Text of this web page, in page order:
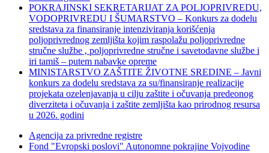
POKRAJINSKI SEKRETARIJAT ZA POLJOPRIVREDU,
VODOPRIVREDU I ŠUMARSTVO – Konkurs za dodelu
sredstava za finansiranje intenziviranja korišćenja
poljoprivrednog zemljišta kojim raspolažu poljoprivredne
stručne službe , poljoprivredne stručne i savetodavne službe i
iri tamiš ‒ putem nabavke opreme
MINISTARSTVO ZAŠTITE ŽIVOTNE SREDINE – Javni
konkurs za dodelu sredstava za su/finansiranje realizacije
projekata ozelenjavanja u cilju zaštite i očuvanja predeonog
diverziteta i očuvanja i zaštite zemljišta kao prirodnog resursa
u 2026. godini
Agencija za privredne registre
Fond "Evropski poslovi" Autonomne pokrajine Vojvodine